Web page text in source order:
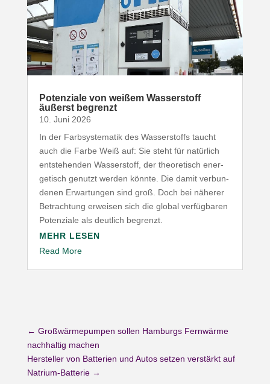
Poten­ziale von weißem Wasser­stoff
äußerst begrenzt
10. Juni 2026
In der Farb­sys­te­matik des Wasser­stoffs taucht
auch die Farbe Weiß auf: Sie steht für natürlich
entste­henden Wasser­stoff, der theo­re­tisch ener­
ge­tisch genutzt werden könnte. Die damit verbun­
denen Erwar­tungen sind groß. Doch bei näherer
Betrachtung erweisen sich die global verfüg­baren
Poten­ziale als deutlich begrenzt.
MEHR LESEN
Read More
← Großwärmepumpen sollen Hamburgs Fernwärme
nachhaltig machen
Hersteller von Batterien und Autos setzen verstärkt auf
Natrium-Batterie→